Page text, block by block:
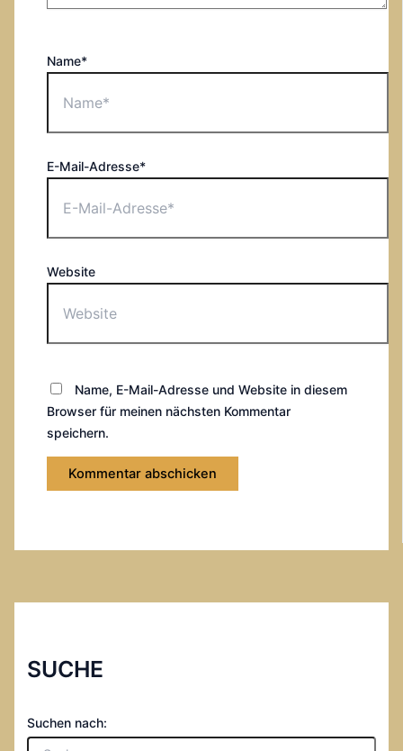
Name*
E-Mail-Adresse*
Website
Name, E-Mail-Adresse und Website in diesem
Browser für meinen nächsten Kommentar
speichern.
SUCHE
Suchen nach: